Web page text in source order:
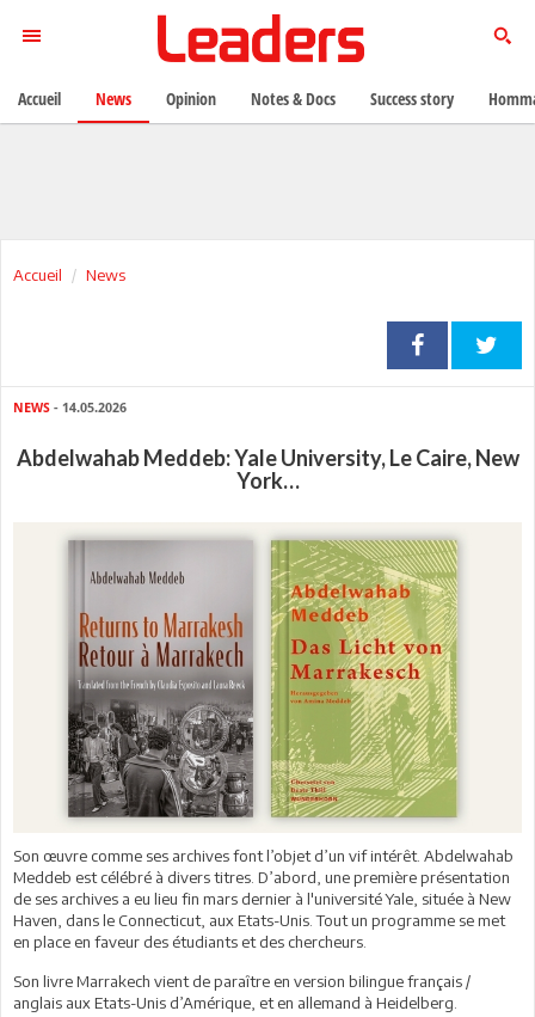
Accueil News
NEWS - 14.05.2026
Abdelwahab Meddeb: Yale University, Le Caire, New
York…
Son œuvre comme ses archives font l’objet d’un vif intérêt. Abdelwahab
Meddeb est célébré à divers titres. D’abord, une première présentation
de ses archives a eu lieu fin mars dernier à l'université Yale, située à New
Haven, dans le Connecticut, aux Etats-Unis. Tout un programme se met
en place en faveur des étudiants et des chercheurs.
Son livre Marrakech vient de paraître en version bilingue français /
anglais aux Etats-Unis d’Amérique, et en allemand à Heidelberg.
Accueil News Opinion Notes & Docs Success story